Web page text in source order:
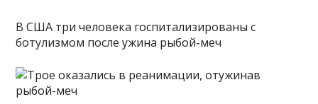
В США три человека госпитализированы с
ботулизмом после ужина рыбой-меч